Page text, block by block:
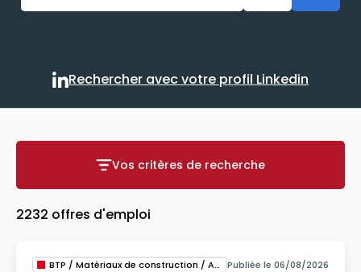
Rechercher avec votre
Rechercher avec votre profil Linkedin
Vos critères de recherche
Vos critères de recherche
2232 offres d'emploi
BTP / Matériaux de construction / Architecture Publiée le 06/08/2026